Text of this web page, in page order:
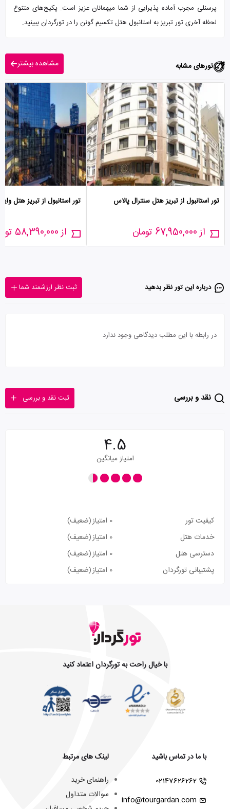
پرسنلی مجرب آماده پذیرایی از شما میهمانان عزیز است. پکیج‌های متنوع
لحظه آخری تور تبریز به استانبول هتل تکسیم گونن را در تورگردان ببینید.
تورهای مشابه مشاهده بیشتر
تور استانبول از تبریز هتل سنترال پالاس
از 67,950,000 تومان
تور استانبول از تبریز هتل
از 58,390,000 تومان
درباره این تور‌ نظر بدهید ثبت نظر ارزشمند شما
در رابطه با این مطلب دیدگاهی وجود ندارد
نقد و بررسی ثبت نقد و بررسی
4.5
امتیاز میانگین
کیفیت تور 0 امتیاز
(ضعیف)
خدمات هتل
0 امتیاز
(ضعیف)
دسترسی هتل
0 امتیاز
(ضعیف)
پشتیبانی تورگردان
0 امتیاز (ضعیف)
با خیال راحت به تورگردان اعتماد کنید
با ما در تماس باشید
02147626262
info@tourgardan.com
لینک های مرتبط
راهنمای خرید
سوالات متداول